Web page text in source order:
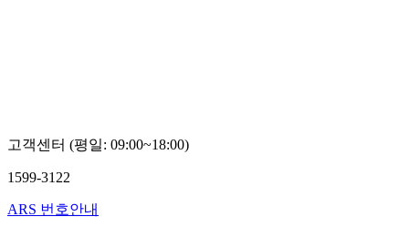
고객센터 (평일: 09:00~18:00)
1599-3122
ARS 번호안내